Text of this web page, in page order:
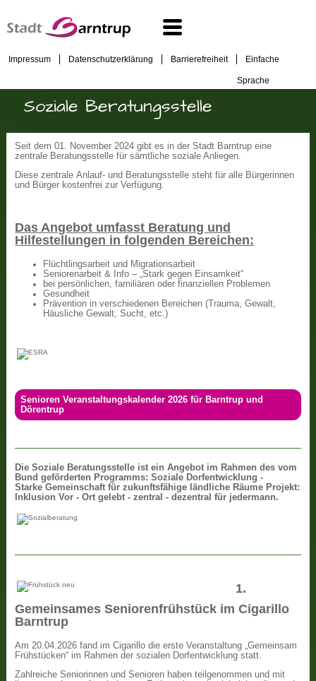
Impressum Datenschutzerklärung Barrierefreiheit Einfache
Sprache
Soziale Beratungsstelle
Seit dem 01. November 2024 gibt es in der Stadt Barntrup eine
zentrale Beratungsstelle für sämtliche soziale Anliegen.
Diese zentrale Anlauf- und Beratungsstelle steht für alle Bürgerinnen
und Bürger kostenfrei zur Verfügung.
Das Angebot umfasst Beratung und
Hilfestellungen in folgenden Bereichen:
Flüchtlingsarbeit und Migrationsarbeit
Seniorenarbeit & Info – „Stark gegen Einsamkeit“
bei persönlichen, familiären oder finanziellen Problemen
Gesundheit
Prävention in verschiedenen Bereichen (Trauma, Gewalt,
Häusliche Gewalt, Sucht, etc.)
Senioren Veranstaltungskalender 2026 für Barntrup und
Dörentrup
Die Soziale Beratungsstelle ist ein Angebot im Rahmen des vom
Bund geförderten Programms: Soziale Dorfentwicklung -
Starke Gemeinschaft für zukunftsfähige ländliche Räume Projekt:
Inklusion Vor - Ort gelebt - zentral - dezentral für jedermann.
1.
Gemeinsames Seniorenfrühstück im Cigarillo
Barntrup
Am 20.04.2026 fand im Cigarillo die erste Veranstaltung „Gemeinsam
Frühstücken“ im Rahmen der sozialen Dorfentwicklung statt.
Zahlreiche Seniorinnen und Senioren haben teilgenommen und mit